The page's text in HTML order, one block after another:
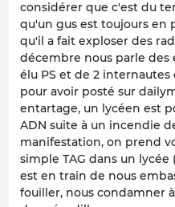
considérer que c'est du
qu'un gus est toujours en
qu'il a fait exploser des
décembre nous parle des
élu PS et de 2
pour avoir posté sur
entartage, un lycéen est
ADN suite à un incendie
manifestation, on prend
simple TAG dans un lycée
est en train de nous
fouiller, nous condamner